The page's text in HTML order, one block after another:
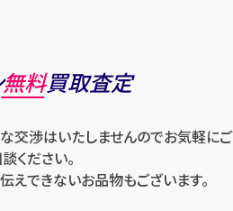
無料買取査定
交渉はいたしませんのでお気軽にご
ください。
えできないお品物もございます。